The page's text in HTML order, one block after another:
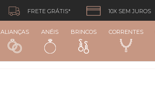
FRETE GRÁTIS* 10X SEM JUROS
ALIANÇAS ANÉIS BRINCOS CORRENTES